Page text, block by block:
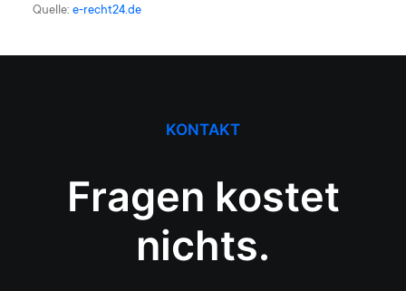
Quelle: e-recht24.de
KONTAKT
Fragen kostet
nichts.